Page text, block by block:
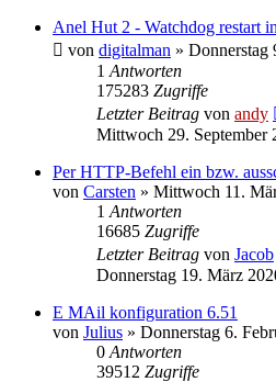
Anel Hut 2 - Watchdog restart
von digitalman » Donnerstag
1 Antworten
175283 Zugriffe
Letzter Beitrag von andy
Mittwoch 29. September
Per HTTP-Befehl ein bzw.
von Carsten » Mittwoch 11.
1 Antworten
16685 Zugriffe
Letzter Beitrag von Jacob
Donnerstag 19. März
E MAil konfiguration 6.51
von Julius » Donnerstag 6.
0 Antworten
39512 Zugriffe